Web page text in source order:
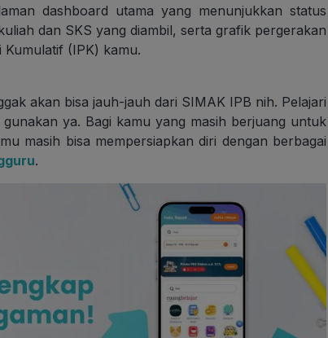
dashboard utama yang menunjukkan status
dan SKS yang diambil, serta grafik pergerakan
Kumulatif (IPK) kamu.
akan bisa jauh-jauh dari SIMAK IPB nih. Pelajari
ya. Bagi kamu yang masih berjuang untuk
masih bisa mempersiapkan diri dengan berbagai
.